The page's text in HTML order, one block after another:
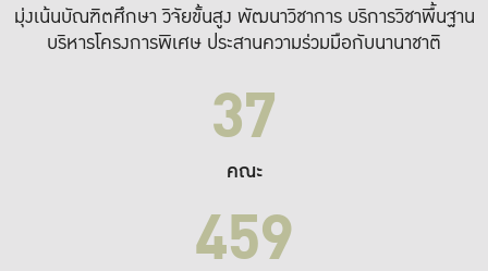
มุ่งเน้นบัณฑิตศึกษา วิจัยขั้นสูง พัฒนาวิชาการ บริการวิชาพื้นฐาน
บริหารโครงการพิเศษ ประสานความร่วมมือกับนานาชาติ
37
คณะ
459